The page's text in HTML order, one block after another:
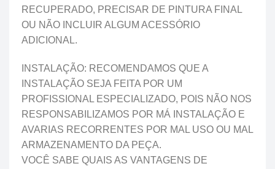
RECUPERADO, PRECISAR DE PINTURA FINAL
OU NÃO INCLUIR ALGUM ACESSÓRIO
ADICIONAL.
INSTALAÇÃO: RECOMENDAMOS QUE A
INSTALAÇÃO SEJA FEITA POR UM
PROFISSIONAL ESPECIALIZADO, POIS NÃO NOS
RESPONSABILIZAMOS POR MÁ INSTALAÇÃO E
AVARIAS RECORRENTES POR MAL USO OU MAL
ARMAZENAMENTO DA PEÇA.
VOCÊ SABE QUAIS AS VANTAGENS DE